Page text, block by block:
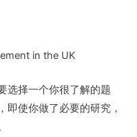
in the UK
选择一个你很了解的题
即使你做了必要的研究，